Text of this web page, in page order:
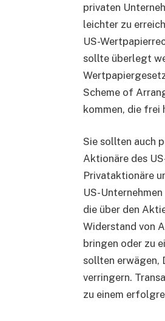
privaten
leichter zu
US-
sollte überlegt
Scheme of
kommen, die frei
Sie sollten auch
Aktionäre des
Privataktionäre
US-
die über den
Widerstand von
bringen oder zu
sollten erwägen,
verringern.
zu einem